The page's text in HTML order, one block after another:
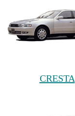
CRESTA